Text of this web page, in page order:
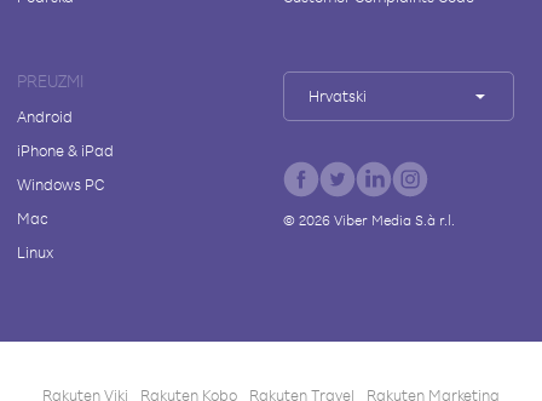
PREUZMI
Android
iPhone & iPad
Windows PC
Mac
Linux
Hrvatski
© 2026Viber Media S.à r.l.
Rakuten Viki Rakuten Kobo Rakuten Travel Rakuten Marketing